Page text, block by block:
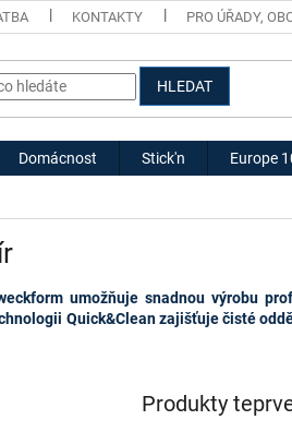
KONTAKTY PRO ÚŘADY,
HLEDAT
Domácnost Stick'n Europe
umožňuje snadnou výrobu
Quick&Cleanzajišťuje čisté
Produkty